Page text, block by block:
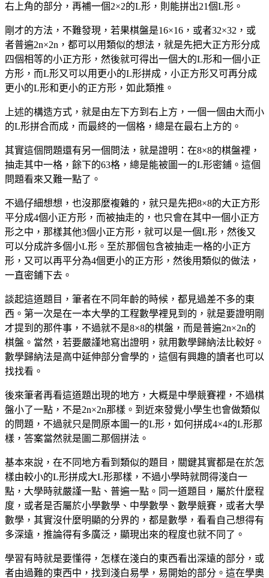
右上角的部分，再補一個2×2的L形，則能拼出21個L形。
剛才的方法，不難發現，若果棋盤是16×16，或者32×32，或
者普遍2n×2n，都可以用類似的想法，就是先把大正方形分成
四個相等的小正方形，然後就可得出一個大的L形和一個小正
方形，而L形又可以用更小的L形拼成，小正方形又可再分成
更小的L形和更小的正方形，如此類推。
上述的構造方式，就是由左下方到右上方，一個一個由大而小
的L形拼合而成，而最終的一個格，總是在最右上方的。
其實這個問題還有另一個問法，就是證明：在8×8的棋盤裡，
抽走其中一格，餘下的63格，總是能被圖一的L形密鋪。這個
問題看來又難一點了。
不過仔細想想，也沒那麼複雜的，就只是先把8×8的大正方形
平分成4個小正方形，而被抽走的，也只會在其中一個小正方
形之中，那樣其他3個小正方形，就可以是一個L形，然後又
可以分成許多個小L形。至於那個包含被抽走一格的小正方
形，又可以再平分為4個更小的正方形，然後用類似的做法，
一直密鋪下去。
談起這道題目，筆者在不同年齡的時候，都見過差不多的東
西。第一次是在一本大學的工程數學裡見到的，就是要證明剛
才提到的那件事，不過就不是8×8的棋盤，而是普遍2n×2n的
棋盤。當然，若要嚴謹地寫出證明，就用數學歸納法比較好。
數學歸納法是高中延伸部分會學的，這個有興趣的讀者也可以
找找看。
後來筆者再看這道題出現的地方，大概是中學競賽裡，不過棋
盤小了一點，不是2n×2n那樣。到近來發覺小學生也會做類似
的問題，不過就只是問原本圖一的L形，如何拼成4×4的L形那
樣，答案當然就是圖二那個拼法。
基本來說，在不同地方看到類似的題目，關鍵其實都是在於怎
樣由較小的L形拼成大L形那樣，不過小學時就問得淺白一
點，大學時就嚴謹一點、普遍一點。同一道題目，屬於什麼程
度，或者是否屬於小學數學、中學數學、數學競賽，或者大學
數學，其實沒什麼明顯的分界的，都是數學，看看自己想得有
多深遠，推論得有多廣泛，顯現出來的程度也就不同了。
學習有時就是要懂得，怎樣在淺白的東西看出深遠的部分，或
者由過難的東西中，找到淺白易學，易開始的部分。這在學奧